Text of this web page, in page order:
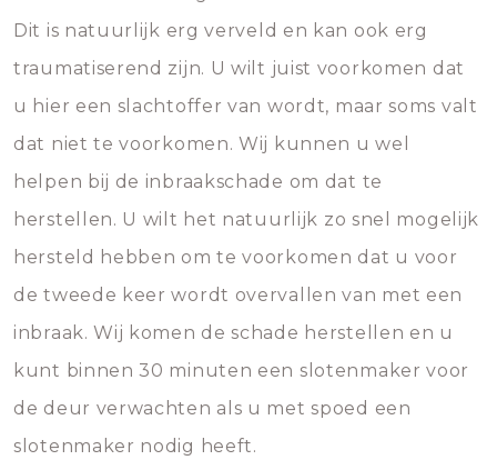
Dit is natuurlijk erg verveld en kan ook erg
traumatiserend zijn. U wilt juist voorkomen dat
u hier een slachtoffer van wordt, maar soms valt
dat niet te voorkomen. Wij kunnen u wel
helpen bij de inbraakschade om dat te
herstellen. U wilt het natuurlijk zo snel mogelijk
hersteld hebben om te voorkomen dat u voor
de tweede keer wordt overvallen van met een
inbraak. Wij komen de schade herstellen en u
kunt binnen 30 minuten een slotenmaker voor
de deur verwachten als u met spoed een
slotenmaker nodig heeft.